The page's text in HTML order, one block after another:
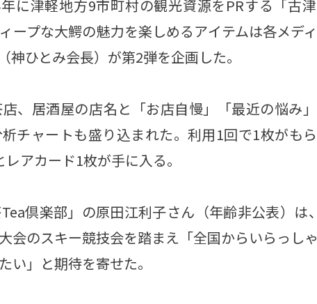
に津軽地方9市町村の観光資源をPRする「古
ープな大鰐の魅力を楽しめるアイテムは各メデ
神ひとみ会長）が第2弾を企画した。
、居酒屋の店名と「お店自慢」「最近の悩み
チャートも盛り込まれた。利用1回で1枚がも
アカード1枚が手に入る。
倶楽部」の原田江利子さん（年齢非公表）は
会のスキー競技会を踏まえ「全国からいらっし
い」と期待を寄せた。